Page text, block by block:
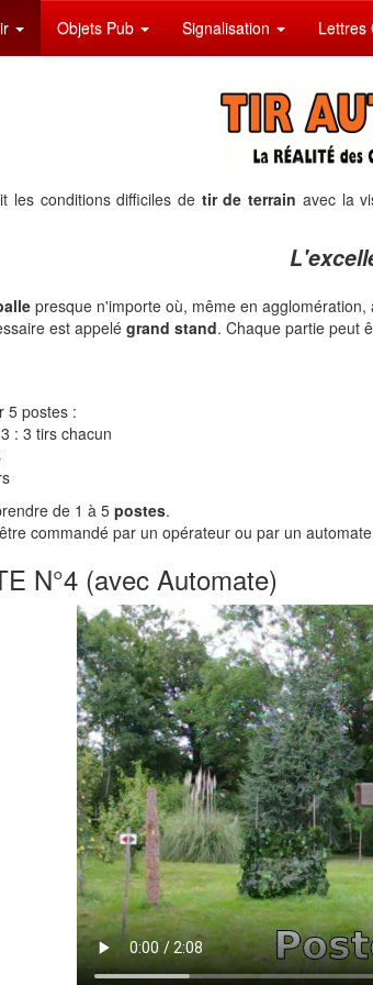
(current)Objets Pub Signalisation Lettres
les conditions difficiles de tir de terrain avec la
presque n'importe où, même en agglomération,
est appelé grand stand. Chaque partie peut
5 postes :
: 3 tirs chacun
de 1 à 5 postes.
commandé par un opérateur ou par un
N°4 (avec Automate)